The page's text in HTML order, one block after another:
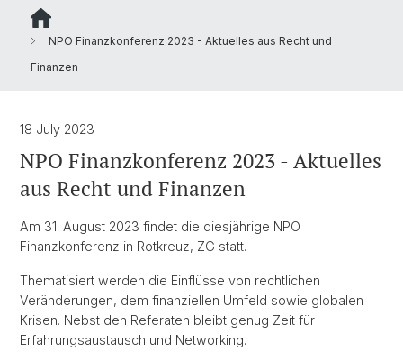
NPO Finanzkonferenz 2023 - Aktuelles aus Recht und
Finanzen
18 July 2023
NPO Finanzkonferenz 2023 - Aktuelles
aus Recht und Finanzen
Am 31. August 2023 findet die diesjährige NPO
Finanzkonferenz in Rotkreuz, ZG statt.
Thematisiert werden die Einflüsse von rechtlichen
Veränderungen, dem finanziellen Umfeld sowie globalen
Krisen. Nebst den Referaten bleibt genug Zeit für
Erfahrungsaustausch und Networking.